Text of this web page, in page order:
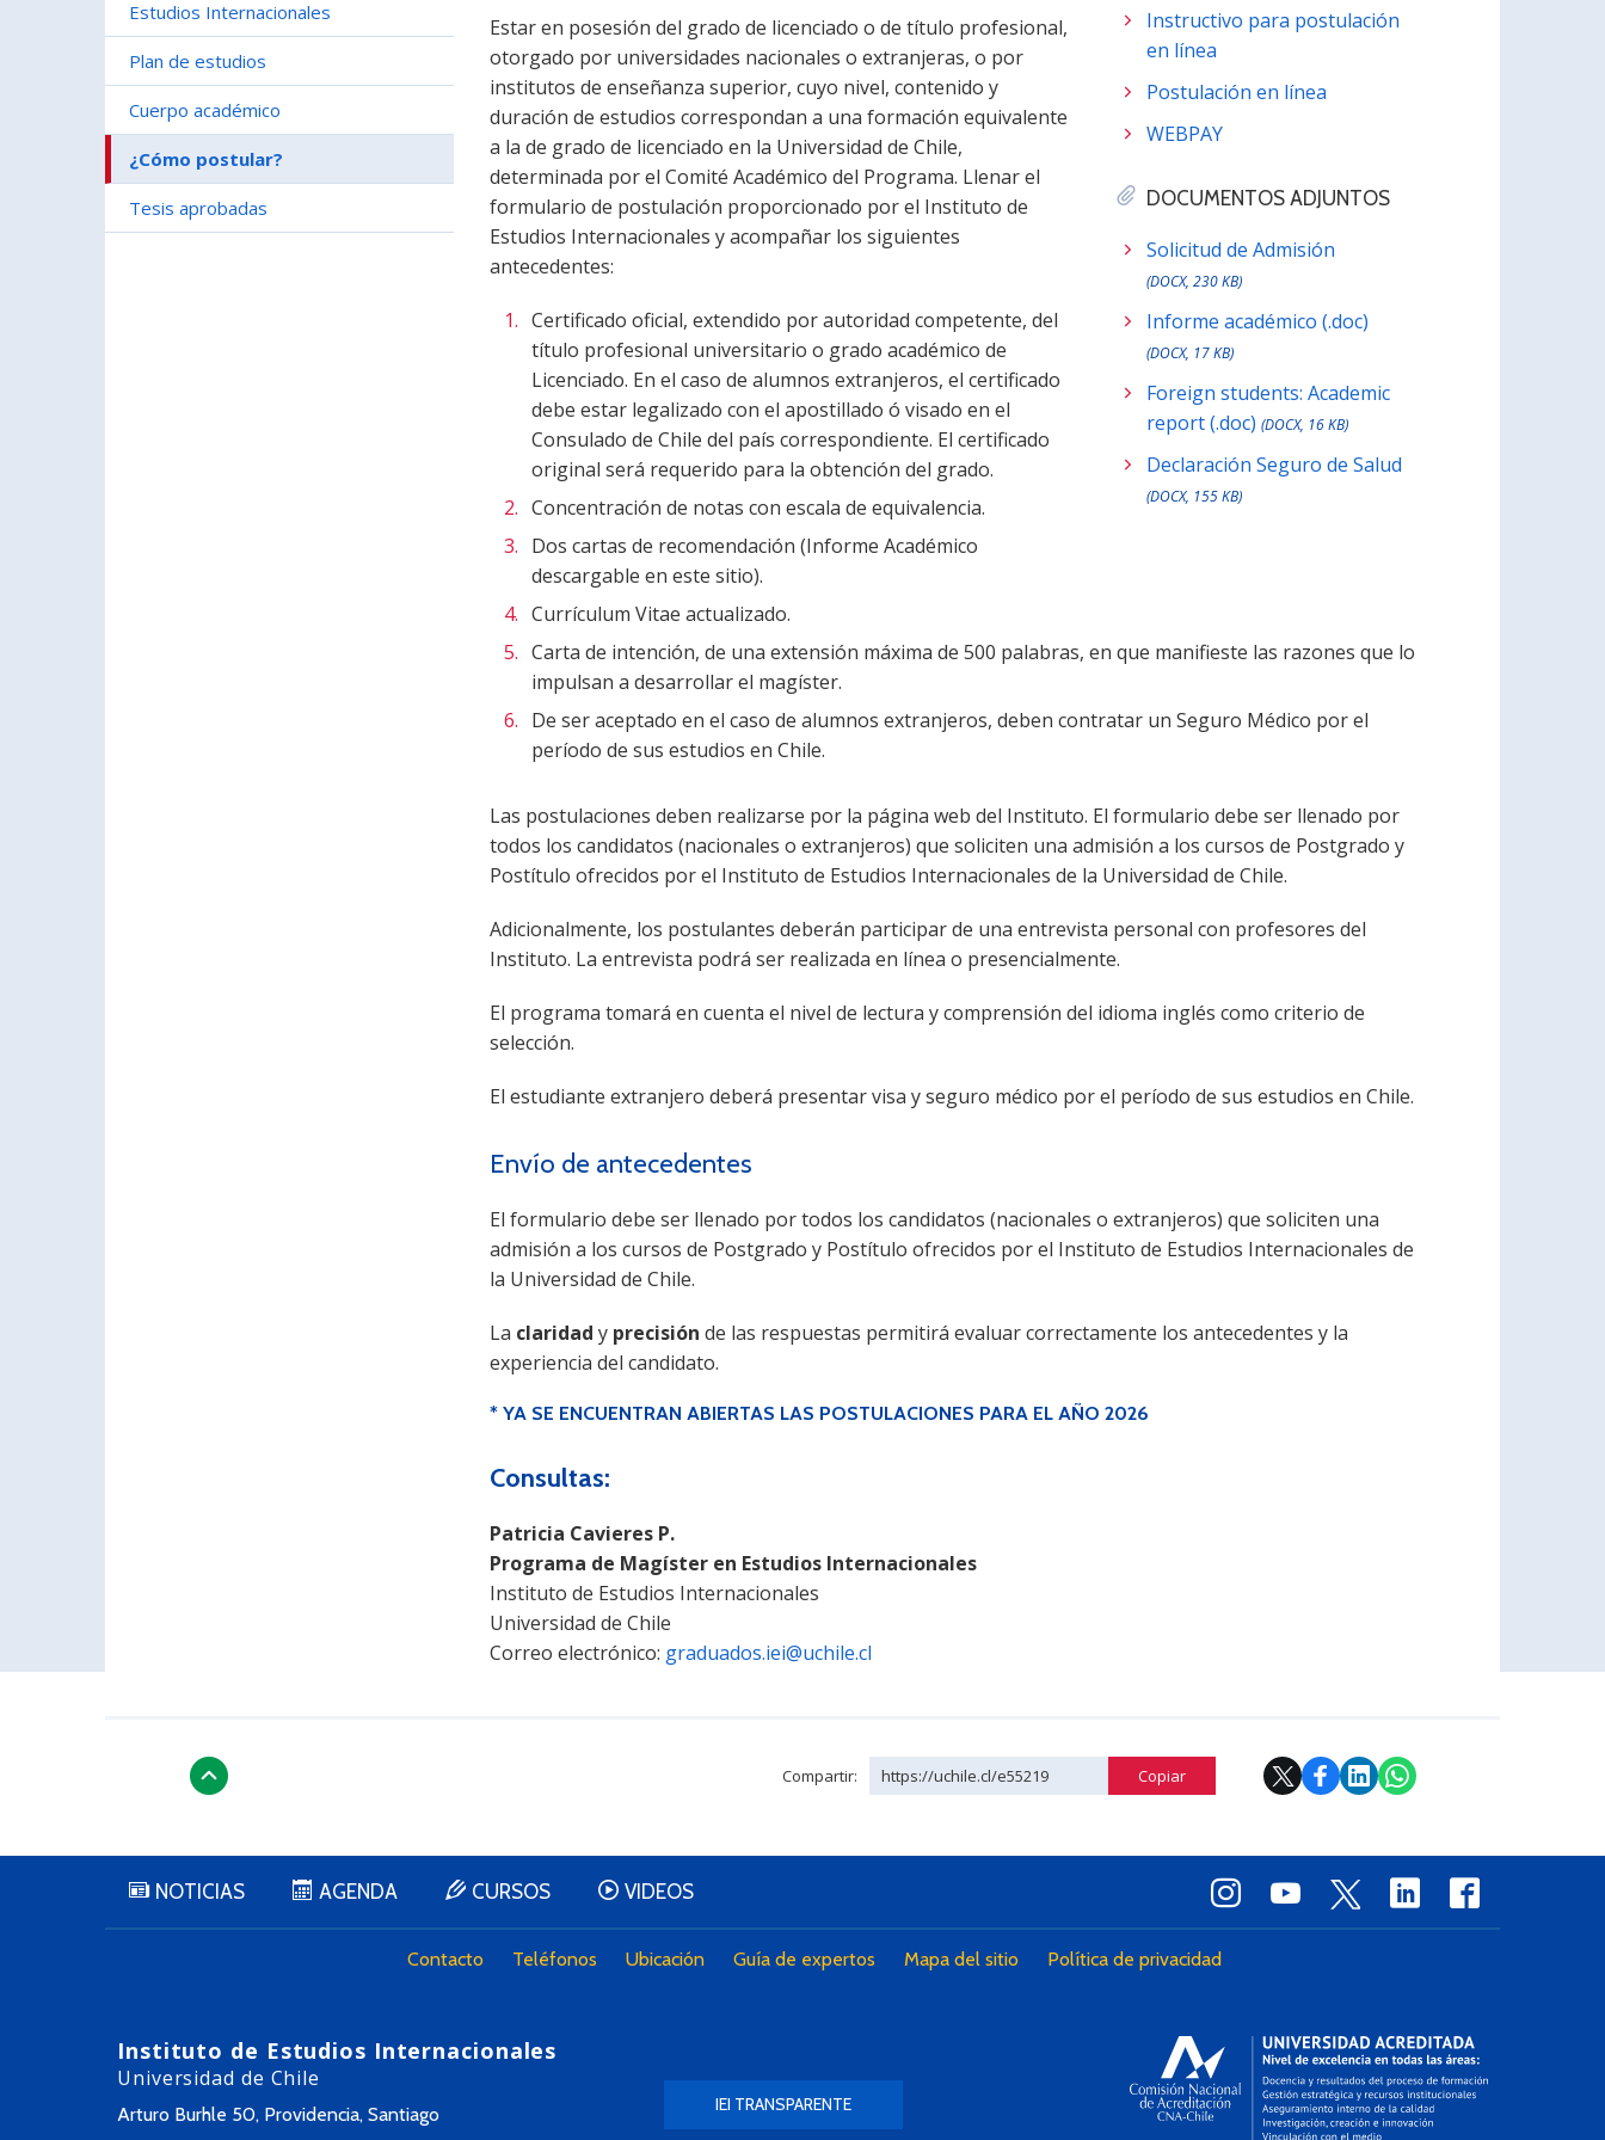
Estudios Internacionales
Plan de estudios
Cuerpo académico
¿Cómo postular?
Tesis aprobadas
Instructivo para postulación
en línea
Postulación en línea
WEBPAY
DOCUMENTOS ADJUNTOS
Solicitud de Admisión
(DOCX, 230 KB)
Informe académico (.doc)
(DOCX, 17 KB)
Foreign students: Academic
report (.doc) (DOCX, 16 KB)
Declaración Seguro de Salud
(DOCX, 155 KB)
Estar en posesión del grado de licenciado o de título profesional,
otorgado por universidades nacionales o extranjeras, o por
institutos de enseñanza superior, cuyo nivel, contenido y
duración de estudios correspondan a una formación equivalente
a la de grado de licenciado en la Universidad de Chile,
determinada por el Comité Académico del Programa. Llenar el
formulario de postulación proporcionado por el Instituto de
Estudios Internacionales y acompañar los siguientes
antecedentes:
Certificado oficial, extendido por autoridad competente, del
título profesional universitario o grado académico de
Licenciado. En el caso de alumnos extranjeros, el certificado
debe estar legalizado con el apostillado ó visado en el
Consulado de Chile del país correspondiente. El certificado
original será requerido para la obtención del grado.
Concentración de notas con escala de equivalencia.
Dos cartas de recomendación (Informe Académico
descargable en este sitio).
Currículum Vitae actualizado.
Carta de intención, de una extensión máxima de 500 palabras, en que manifieste las razones que lo
impulsan a desarrollar el magíster.
De ser aceptado en el caso de alumnos extranjeros, deben contratar un Seguro Médico por el
período de sus estudios en Chile.
Las postulaciones deben realizarse por la página web del Instituto. El formulario debe ser llenado por
todos los candidatos (nacionales o extranjeros) que soliciten una admisión a los cursos de Postgrado y
Postítulo ofrecidos por el Instituto de Estudios Internacionales de la Universidad de Chile.
Adicionalmente, los postulantes deberán participar de una entrevista personal con profesores del
Instituto. La entrevista podrá ser realizada en línea o presencialmente.
El programa tomará en cuenta el nivel de lectura y comprensión del idioma inglés como criterio de
selección.
El estudiante extranjero deberá presentar visa y seguro médico por el período de sus estudios en Chile.
Envío de antecedentes
El formulario debe ser llenado por todos los candidatos (nacionales o extranjeros) que soliciten una
admisión a los cursos de Postgrado y Postítulo ofrecidos por el Instituto de Estudios Internacionales de
la Universidad de Chile.
La claridad y precisión de las respuestas permitirá evaluar correctamente los antecedentes y la
experiencia del candidato.
* YA SE ENCUENTRAN ABIERTAS LAS POSTULACIONES PARA EL AÑO 2026
Consultas:
Patricia Cavieres P.
Programa de Magíster en Estudios Internacionales
Instituto de Estudios Internacionales
Universidad de Chile
Correo electrónico: graduados.iei@uchile.cl
Compartir: https://uchile.cl/e55219 Copiar
NOTICIAS AGENDA CURSOS VIDEOS
Contacto Teléfonos Ubicación Guía de expertos Mapa del sitio Política de privacidad
Instituto de Estudios Internacionales
Universidad de Chile
Arturo Burhle 50, Providencia, Santiago
IEI TRANSPARENTE